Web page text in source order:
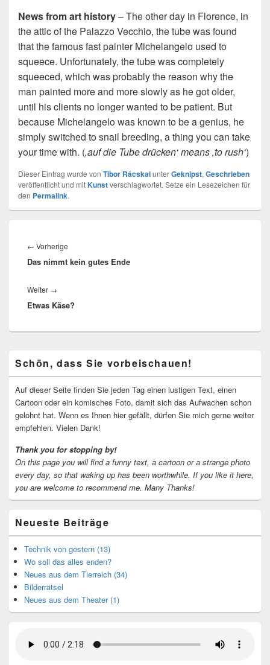
News from art history– The other day in Florence, in
the attic of the Palazzo Vecchio, the tube was found
that the famous fast painter Michelangelo used to
squeece. Unfortunately, the tube was completely
squeeced, which was probably the reason why the
man painted more and more slowly as he got older,
until his clients no longer wanted to be patient. But
because Michelangelo was known to be a genius, he
simply switched to snail breeding, a thing you can take
your time with. (‚auf die Tube drücken‘ means ‚to rush‘)
Dieser Eintrag wurde von Tibor RácskaiunterGeknipst, Geschrieben
veröffentlicht und mitKunstverschlagwortet. Setze ein Lesezeichen für
den Permalink.
← Vorherige
Beitrag:
Das nimmt kein gutes Ende
Weiter →
Beitrag:
Etwas Käse?
Seitenleisten-
Widgetbereich
Schön, dass Sie vorbeischauen!
Auf dieser Seite finden Sie jeden Tag einen lustigen Text, einen
Cartoon oder ein komisches Foto, damit sich das Aufwachen schon
gelohnt hat. Wenn es Ihnen hier gefällt, dürfen Sie mich gerne weiter
empfehlen. Vielen Dank!
Thank you for stopping by!
On this page you will find a funny text, a cartoon or a strange photo
every day, so that waking up has been worthwhile. If you like it here,
you are welcome to recommend me. Many Thanks!
Neueste Beiträge
Technik von gestern (13)
Wo soll das alles enden?
Neues aus dem Tierreich (34)
Bilderrätsel
Neues aus dem Theater (1)